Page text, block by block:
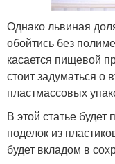
Бутылки для
Игрушки из
Однако львиная
обойтись без
касается пищевой
стоит задуматься о
пластмассовых
В этой статье
поделок из
будет вкладом в